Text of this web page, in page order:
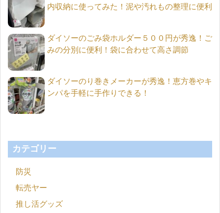
内収納に使ってみた！泥や汚れもの整理に便利
ダイソーのごみ袋ホルダー５００円が秀逸！ご
みの分別に便利！袋に合わせて高さ調節
ダイソーのり巻きメーカーが秀逸！恵方巻やキ
ンパを手軽に手作りできる！
カテゴリー
防災
転売ヤー
推し活グッズ